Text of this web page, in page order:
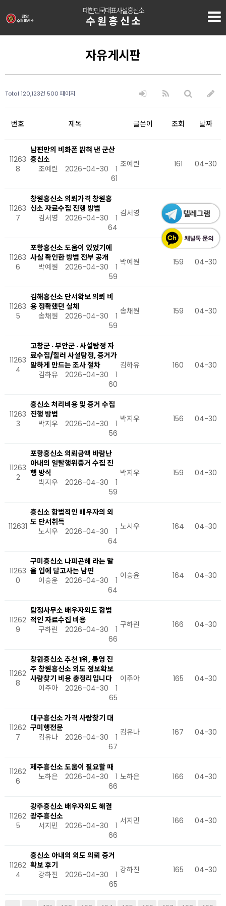
대한민국대표사설흥신소
수원흥신소
자유게시판
Total 120,123건 500 페이지
번호 제목 글쓴이 조회 날짜
11263
8
남편만의 비화폰 밝혀 낸 군산
흥신소
조예린
2026-04-30
1
61
조예린 161 04-30
11263
7
창원흥신소 의뢰가격 창원흥
신소 자료수집 진행 방법
김서영
2026-04-30
1
64
김서영 164 04-30
11263
6
포항흥신소 도움이 있었기에
사실 확인한 방법 전부 공개
박예원
2026-04-30
1
59
박예원 159 04-30
11263
5
김해흥신소 단서확보 의뢰 비
용 정확했던 실체
송채원
2026-04-30
1
59
송채원 159 04-30
11263
4
고창군 · 부안군 · 사설탐정 자
료수집/힐러 사설탐정, 증거가
말하게 만드는 조사 절차
김하유
2026-04-30
1
60
김하유 160 04-30
11263
3
흥신소 처리비용 및 증거 수집
진행 방법
박지우
2026-04-30
1
56
박지우 156 04-30
11263
2
포항흥신소 의뢰금액 바람난
아내의 일탈행위증거 수집 진
행 방식
박지우
2026-04-30
1
59
박지우 159 04-30
112631
흥신소 합법적인 배우자의 외
도 단서취득
노시우
2026-04-30
1
64
노시우 164 04-30
11263
0
구미흥신소 나피곤해 라는 말
을 입에 달고사는 남편
이승윤
2026-04-30
1
64
이승윤 164 04-30
11262
9
탐정사무소 배우자외도 합법
적인 자료수집 비용
구하린
2026-04-30
1
66
구하린 166 04-30
11262
8
창원흥신소 추천 1위, 통영 진
주 창원흥신소 외도 정보확보
사람찾기 비용 총정리입니다
이주아
2026-04-30
1
65
이주아 165 04-30
11262
7
대구흥신소 가격 사람찾기 대
구미행전문
김유나
2026-04-30
1
67
김유나 167 04-30
11262
6
제주흥신소 도움이 필요할 때
노하은
2026-04-30
1
66
노하은 166 04-30
11262
5
광주흥신소 배우자외도 해결
광주흥신소
서지민
2026-04-30
1
66
서지민 166 04-30
11262
4
흥신소 아내의 외도 의뢰 증거
확보 후기
강하진
2026-04-30
1
65
강하진 165 04-30